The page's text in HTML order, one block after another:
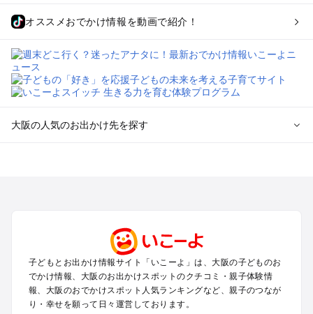
オススメおでかけ情報を動画で紹介！
大阪の人気のお出かけ先を探す
梅田・キタ・淀屋橋・本町・福島のプールお出かけ
東大阪・八尾・寝屋川・守口・門真のプールお出かけ
大阪ベイエリア（USJ・南港）のプールお出かけ
なんば・心斎橋・道頓堀・四ツ橋・ミナミのプールお出かけ
天王寺・阿倍野・上本町・長居のプールお出かけ
子どもとお出かけ情報サイト「いこーよ」は、大阪の子どものお
でかけ情報、大阪のお出かけスポットのクチコミ・親子体験情
報、大阪のおでかけスポット人気ランキングなど、親子のつなが
り・幸せを願って日々運営しております。